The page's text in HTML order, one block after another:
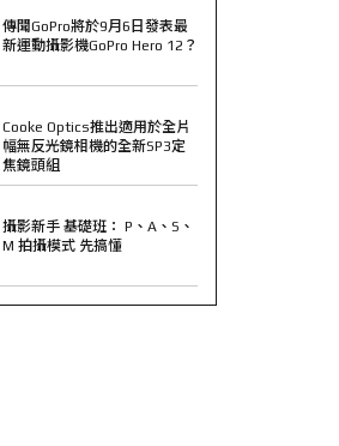
傳聞GoPro將於9月6日發表最
新運動攝影機GoPro Hero 12？
Cooke Optics推出適用於全片
幅無反光鏡相機的全新SP3定
焦鏡頭組
攝影新手 基礎班： P、A、S、
M 拍攝模式 先搞懂